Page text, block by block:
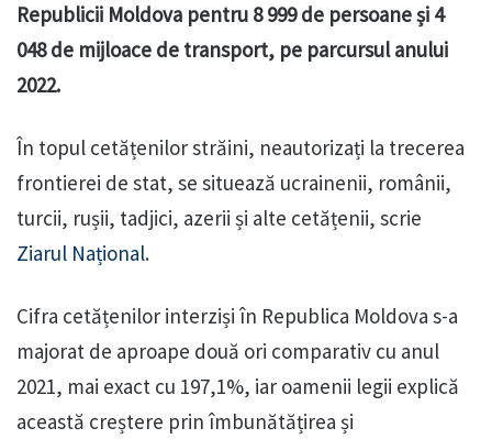
Republicii Moldova pentru 8 999 de persoane și 4
048 de mijloace de transport, pe parcursul anului
2022.
În topul cetățenilor străini, neautorizați la trecerea
frontierei de stat, se situează ucrainenii, românii,
turcii, rușii, tadjici, azerii și alte cetățenii, scrie
Ziarul Național.
Cifra cetățenilor interziși în Republica Moldova s-a
majorat de aproape două ori comparativ cu anul
2021, mai exact cu 197,1%, iar oamenii legii explică
această creștere prin îmbunătățirea și